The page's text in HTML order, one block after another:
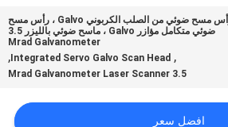
رأس مسح ضوئي من الصلب الكربوني Galvo ، رأس مسح
ضوئي متكامل مؤازر Galvo ، ماسح ضوئي بالليزر 3.5
Mrad Galvanometer
,
Integrated Servo Galvo Scan Head
,
3.5 Mrad Galvanometer Laser Scanner
افضل سعر